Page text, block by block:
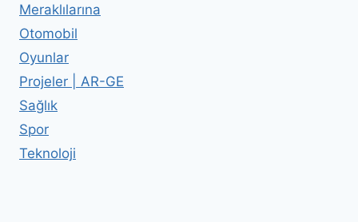
Meraklılarına
Otomobil
Oyunlar
Projeler | AR-GE
Sağlık
Spor
Teknoloji